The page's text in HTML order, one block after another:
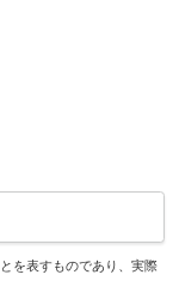
を表すものであり、実際